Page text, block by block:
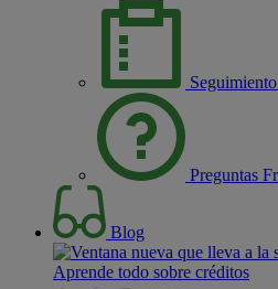
Preguntas
Blog
Aprende todo sobre créditos